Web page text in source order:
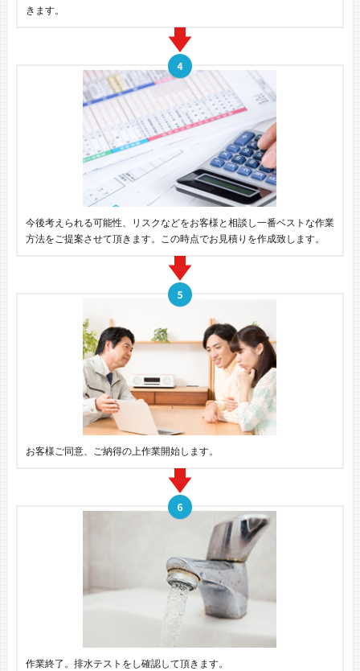
きます。
今後考えられる可能性、リスクなどをお客様と相談し一番ベストな作業
方法をご提案させて頂きます。この時点でお見積りを作成致します。
お客様ご同意、ご納得の上作業開始します。
作業終了。排水テストをし確認して頂きます。